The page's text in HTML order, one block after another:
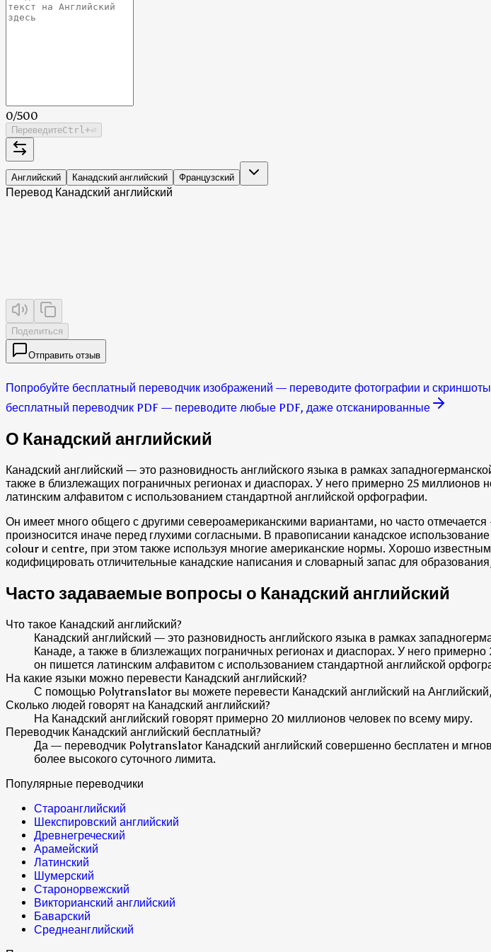
0/500
ПереведитеCtrl +⏎
Английский Канадский английский Французский
Перевод Канадский английский
Поделиться
Отправить отзыв
Попробуйте бесплатный переводчик изображений — переводите фотографии и
бесплатный переводчик PDF — переводите любые PDF, даже отсканированные
О Канадский английский
Канадский английский — это разновидность английского языка в рамках
также в близлежащих пограничных регионах и диаспорах. У него примерно 25 миллионов
латинским алфавитом с использованием стандартной английской орфографии.
Он имеет много общего с другими североамериканскими вариантами, но часто
произносится иначе перед глухими согласными. В правописании канадское
colour и centre, при этом также используя многие американские нормы. Хорошо
кодифицировать отличительные канадские написания и словарный запас для
Часто задаваемые вопросы о Канадский английский
Что такое Канадский английский?
Канадский английский — это разновидность английского языка в рамках
Канаде, а также в близлежащих пограничных регионах и диаспорах. У него
он пишется латинским алфавитом с использованием стандартной английской
На какие языки можно перевести Канадский английский?
С помощью Polytranslator вы можете перевести Канадский английский на
Сколько людей говорят на Канадский английский?
На Канадский английский говорят примерно 20 миллионов человек по всему миру.
Переводчик Канадский английский бесплатный?
Да — переводчик Polytranslator Канадский английский совершенно бесплатен и
более высокого суточного лимита.
Популярные переводчики
Староанглийский
Шекспировский английский
Древнегреческий
Арамейский
Латинский
Шумерский
Старонорвежский
Викторианский английский
Баварский
Среднеанглийский